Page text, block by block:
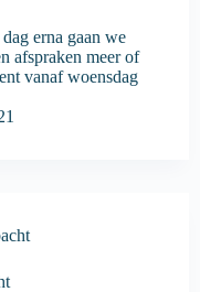
erna gaan we
afspraken meer of
vanaf woensdag